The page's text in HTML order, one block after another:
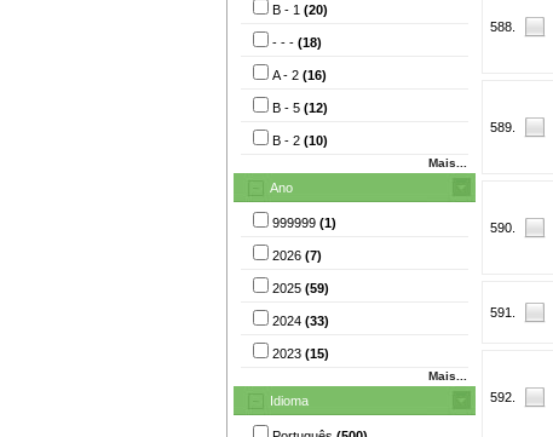
B - 1 (20)
- - - (18)
A - 2 (16)
B - 5 (12)
B - 2 (10)
Mais...
Ano
999999 (1)
2026 (7)
2025 (59)
2024 (33)
2023 (15)
Mais...
Idioma
588.
589.
590.
591.
592.